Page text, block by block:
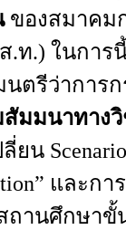
ของสมาคม
.ท.) ในการ
นตรีว่าการ
มมนาทาง
ลี่ยน
และกา
ถานศึกษาขั้